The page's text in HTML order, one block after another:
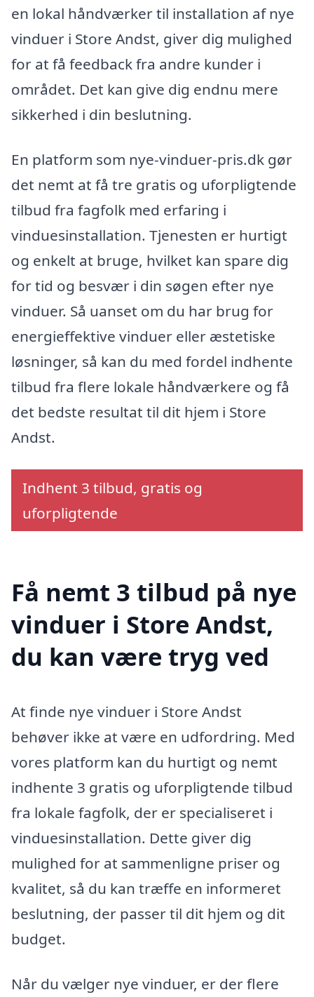
en lokal håndværker til installation af nye
vinduer i Store Andst, giver dig mulighed
for at få feedback fra andre kunder i
området. Det kan give dig endnu mere
sikkerhed i din beslutning.
En platform som nye-vinduer-pris.dk gør
det nemt at få tre gratis og uforpligtende
tilbud fra fagfolk med erfaring i
vinduesinstallation. Tjenesten er hurtigt
og enkelt at bruge, hvilket kan spare dig
for tid og besvær i din søgen efter nye
vinduer. Så uanset om du har brug for
energieffektive vinduer eller æstetiske
løsninger, så kan du med fordel indhente
tilbud fra flere lokale håndværkere og få
det bedste resultat til dit hjem i Store
Andst.
Indhent 3 tilbud, gratis og
uforpligtende
Få nemt 3 tilbud på nye
vinduer i Store Andst,
du kan være tryg ved
At finde nye vinduer i Store Andst
behøver ikke at være en udfordring. Med
vores platform kan du hurtigt og nemt
indhente 3 gratis og uforpligtende tilbud
fra lokale fagfolk, der er specialiseret i
vinduesinstallation. Dette giver dig
mulighed for at sammenligne priser og
kvalitet, så du kan træffe en informeret
beslutning, der passer til dit hjem og dit
budget.
Når du vælger nye vinduer, er der flere